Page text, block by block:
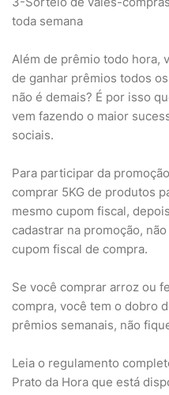
toda semana
Além de prêmio todo hora,
de ganhar prêmios todos
não é demais? É por isso
vem fazendo o maior
sociais.
Para participar da
comprar 5KG de produtos
mesmo cupom fiscal,
cadastrar na promoção,
cupom fiscal de compra.
Se você comprar arroz ou
compra, você tem o dobro
prêmios semanais, não
Leia o regulamento
Prato da Hora que está